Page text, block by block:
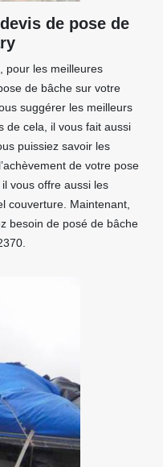
de pose de
pour les meilleures
de bâche sur votre
suggérer les meilleurs
de cela, il vous fait aussi
puissiez savoir les
de votre pose
vous offre aussi les
couverture. Maintenant,
besoin de posé de bâche